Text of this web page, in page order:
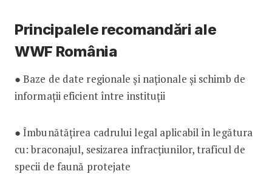
Principalele recomandări ale
WWF România
● Baze de date regionale și naționale și schimb de
informații eficient între instituții
● Îmbunătățirea cadrului legal aplicabil în legătura
cu: braconajul, sesizarea infracțiunilor, traficul de
specii de faună protejate